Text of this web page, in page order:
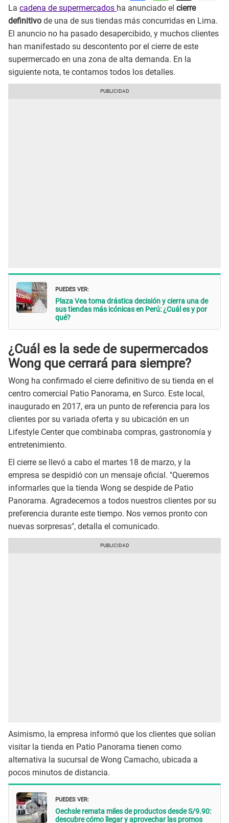
La cadena de supermercados ha anunciado el cierre
definitivo de una de sus tiendas más concurridas en Lima.
El anuncio no ha pasado desapercibido, y muchos clientes
han manifestado su descontento por el cierre de este
supermercado en una zona de alta demanda. En la
siguiente nota, te contamos todos los detalles.
PUEDES VER:
Plaza Vea toma drástica decisión y cierra una de
sus tiendas más icónicas en Perú: ¿Cuál es y por
qué?
¿Cuál es la sede de supermercados
Wong que cerrará para siempre?
Wong ha confirmado el cierre definitivo de su tienda en el
centro comercial Patio Panorama, en Surco. Este local,
inaugurado en 2017, era un punto de referencia para los
clientes por su variada oferta y su ubicación en un
Lifestyle Center que combinaba compras, gastronomía y
entretenimiento.
El cierre se llevó a cabo el martes 18 de marzo, y la
empresa se despidió con un mensaje oficial. "Queremos
informarles que la tienda Wong se despide de Patio
Panorama. Agradecemos a todos nuestros clientes por su
preferencia durante este tiempo. Nos vemos pronto con
nuevas sorpresas", detalla el comunicado.
Asimismo, la empresa informó que los clientes que solían
visitar la tienda en Patio Panorama tienen como
alternativa la sucursal de Wong Camacho, ubicada a
pocos minutos de distancia.
PUEDES VER:
Oechsle remata miles de productos desde S/9.90:
descubre cómo llegar y aprovechar las promos